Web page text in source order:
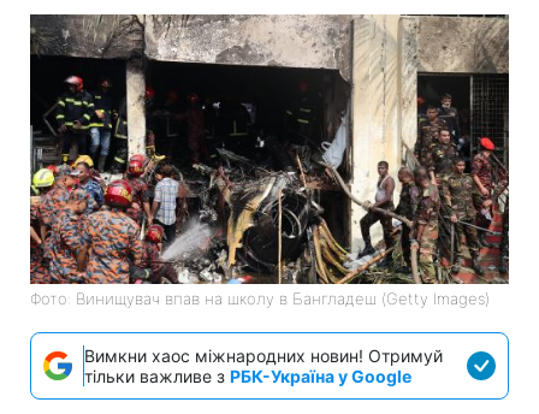
Фото: Винищувач впав на школу в Бангладеш (Getty Images)
Вимкни хаос міжнародних новин! Отримуй
тільки важливе з РБК-Україна у Google